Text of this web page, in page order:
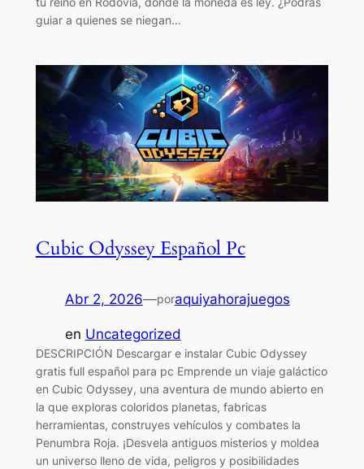
guiar a quienes se niegan…
Cubic Odyssey Español Pc
Abr 2, 2026—poraquiyahorajuegos
en Uncategorized
DESCRIPCIÓN Descargar e instalar Cubic Odyssey
gratis full español para pc Emprende un viaje galáctico
en Cubic Odyssey, una aventura de mundo abierto en
la que exploras coloridos planetas, fabricas
herramientas, construyes vehículos y combates la
Penumbra Roja. ¡Desvela antiguos misterios y moldea
un universo lleno de vida, peligros y posibilidades